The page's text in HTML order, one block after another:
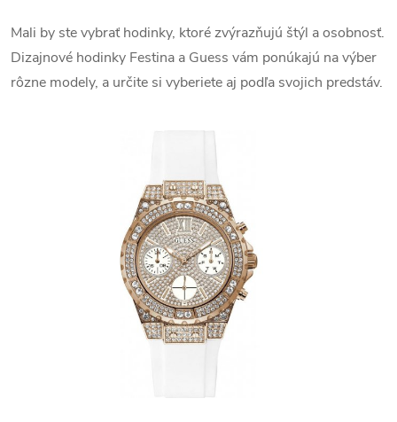
Mali by ste vybrať hodinky, ktoré zvýrazňujú štýl a osobnosť.
Dizajnové hodinky Festina a Guess vám ponúkajú na výber
rôzne modely, a určite si vyberiete aj podľa svojich predstáv.